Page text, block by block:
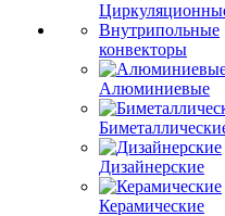
Внутрипольные
конвекторы
Алюминиевые
Дизайнерские
Керамические